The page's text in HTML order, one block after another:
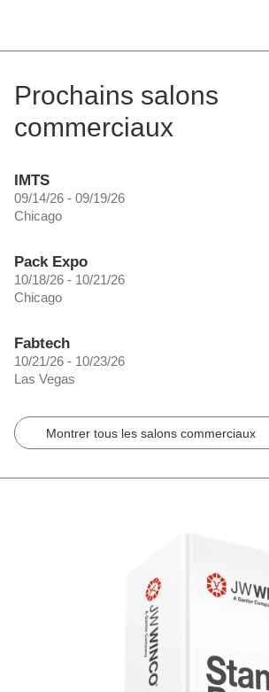
Prochains salons
commerciaux
IMTS
09/14/26 - 09/19/26
Chicago
Pack Expo
10/18/26 - 10/21/26
Chicago
Fabtech
10/21/26 - 10/23/26
Las Vegas
Montrer tous les salons commerciaux